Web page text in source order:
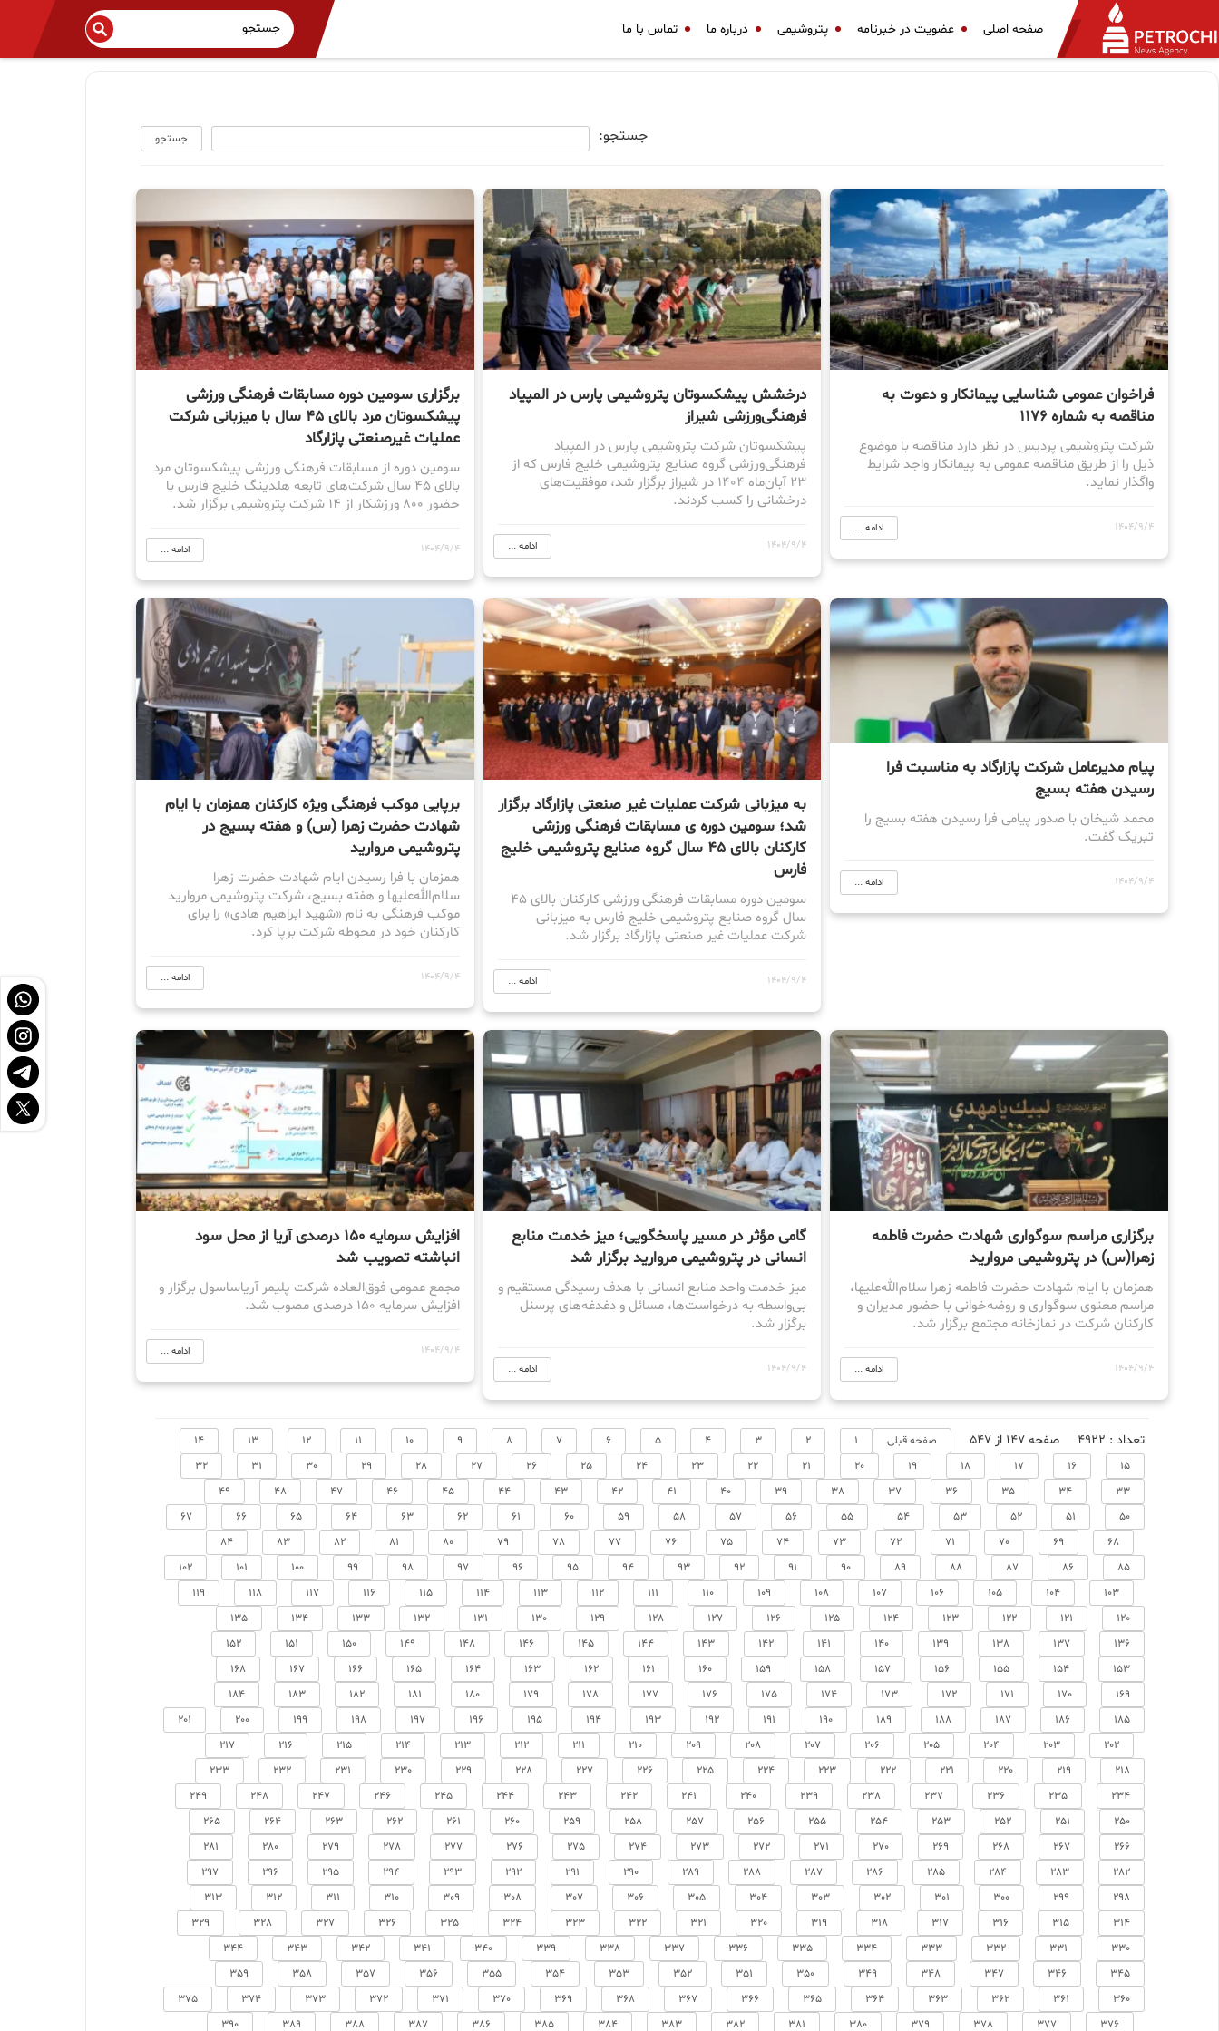
صفحه اصلی عضویت در خبرنامه پتروشیمی درباره ما تماس با ما
جستجو: جستجو
فراخوان عمومی شناسایی پیمانكار و دعوت به
مناقصه به شماره 1176
شرکت پتروشیمی پردیس در نظر دارد مناقصه با موضوع‌
ذیل را از طریق مناقصه عمومی به پیمانکار واجد شرایط
واگذار نماید.
1404/9/4 ادامه ...
درخشش پیشکسوتان پتروشیمی پارس در المپیاد
فرهنگی‌ورزشی شیراز
پیشکسوتان شرکت پتروشیمی پارس در المپیاد
فرهنگی‌ورزشی گروه صنایع پتروشیمی خلیج فارس که از
۲۳ آبان‌ماه ۱۴۰۴ در شیراز برگزار شد، موفقیت‌های
درخشانی را کسب کردند.
1404/9/4 ادامه ...
برگزاری سومین دوره مسابقات فرهنگی ورزشی
پیشکسوتان مرد بالای ۴۵ سال با میزبانی شرکت
عملیات غیرصنعتی پازارگاد
سومین‌ دوره از مسابقات فرهنگی ورزشی پیشکسوتان مرد
بالای ۴۵ سال شرکت‌های تابعه هلدینگ خلیج فارس با
حضور ۸۰۰ ورزشکار از ۱۴ شرکت پتروشیمی برگزار شد.
1404/9/4 ادامه ...
پیام مدیرعامل شرکت پازارگاد به مناسبت فرا
رسیدن هفته بسیج
محمد شیخان با صدور پیامی فرا رسیدن هفته بسیج را
تبریک گفت.
1404/9/4 ادامه ...
به میزبانی شرکت عملیات غیر صنعتی پازارگاد برگزار
شد؛ سومین دوره ی مسابقات فرهنگی ورزشی
کارکنان بالای ۴۵ سال گروه صنایع پتروشیمی خلیج
فارس
سومین دوره مسابقات فرهنگی ورزشی کارکنان بالای ۴۵
سال گروه صنایع پتروشیمی خلیج فارس به میزبانی
شرکت عملیات غیر صنعتی پازارگاد برگزار شد.
1404/9/4 ادامه ...
برپایی موکب فرهنگی ویژه کارکنان همزمان با ایام
شهادت حضرت زهرا (س) و هفته بسیج در
پتروشیمی مروارید
همزمان با فرا رسیدن ایام شهادت حضرت زهرا
سلام‌الله‌علیها و هفته بسیج، شرکت پتروشیمی مروارید
موکب فرهنگی به نام «شهید ابراهیم هادی» را برای
کارکنان خود در محوطه شرکت برپا کرد.
1404/9/4 ادامه ...
برگزاری مراسم سوگواری شهادت حضرت فاطمه
زهرا(س) در پتروشیمی مروارید
همزمان با ایام شهادت حضرت فاطمه زهرا سلام‌الله‌علیها،
مراسم معنوی سوگواری و روضه‌خوانی با حضور مدیران و
کارکنان شرکت در نمازخانه مجتمع برگزار شد.
1404/9/4 ادامه ...
گامی مؤثر در مسیر پاسخگویی؛ میز خدمت منابع
انسانی در پتروشیمی مروارید برگزار شد
میز خدمت واحد منابع انسانی با هدف رسیدگی مستقیم و
بی‌واسطه به درخواست‌ها، مسائل و دغدغه‌های پرسنل
برگزار شد.
1404/9/4 ادامه ...
افزایش سرمایه 150 درصدی آریا از محل سود
انباشته تصویب شد
مجمع عمومی فوق‌العاده شرکت پلیمر آریاساسول برگزار و
افزایش سرمایه 150 درصدی مصوب شد.
1404/9/4 ادامه ...
تعداد : 4922 صفحه 147 از 547 صفحه قبلی 1
2
3
4
5
6
7
8
9
10
11
12
13
14
15
16
17
18
19
20
21
22
23
24
25
26
27
28
29
30
31
32
33
34
35
36
37
38
39
40
41
42
43
44
45
46
47
48
49
50
51
52
53
54
55
56
57
58
59
60
61
62
63
64
65
66
67
68
69
70
71
72
73
74
75
76
77
78
79
80
81
82
83
84
85
86
87
88
89
90
91
92
93
94
95
96
97
98
99
100
101
102
103
104
105
106
107
108
109
110
111
112
113
114
115
116
117
118
119
120
121
122
123
124
125
126
127
128
129
130
131
132
133
134
135
136
137
138
139
140
141
142
143
144
145
146
148
149
150
151
152
153
154
155
156
157
158
159
160
161
162
163
164
165
166
167
168
169
170
171
172
173
174
175
176
177
178
179
180
181
182
183
184
185
186
187
188
189
190
191
192
193
194
195
196
197
198
199
200
201
202
203
204
205
206
207
208
209
210
211
212
213
214
215
216
217
218
219
220
221
222
223
224
225
226
227
228
229
230
231
232
233
234
235
236
237
238
239
240
241
242
243
244
245
246
247
248
249
250
251
252
253
254
255
256
257
258
259
260
261
262
263
264
265
266
267
268
269
270
271
272
273
274
275
276
277
278
279
280
281
282
283
284
285
286
287
288
289
290
291
292
293
294
295
296
297
298
299
300
301
302
303
304
305
306
307
308
309
310
311
312
313
314
315
316
317
318
319
320
321
322
323
324
325
326
327
328
329
330
331
332
333
334
335
336
337
338
339
340
341
342
343
344
345
346
347
348
349
350
351
352
353
354
355
356
357
358
359
360
361
362
363
364
365
366
367
368
369
370
371
372
373
374
375
376
377
378
379
380
381
382
383
384
385
386
387
388
389
390